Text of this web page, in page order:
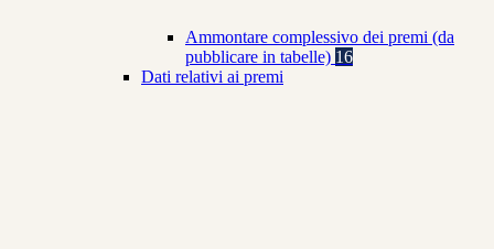
Ammontare complessivo dei premi (da
pubblicare in tabelle) 16
Dati relativi ai premi